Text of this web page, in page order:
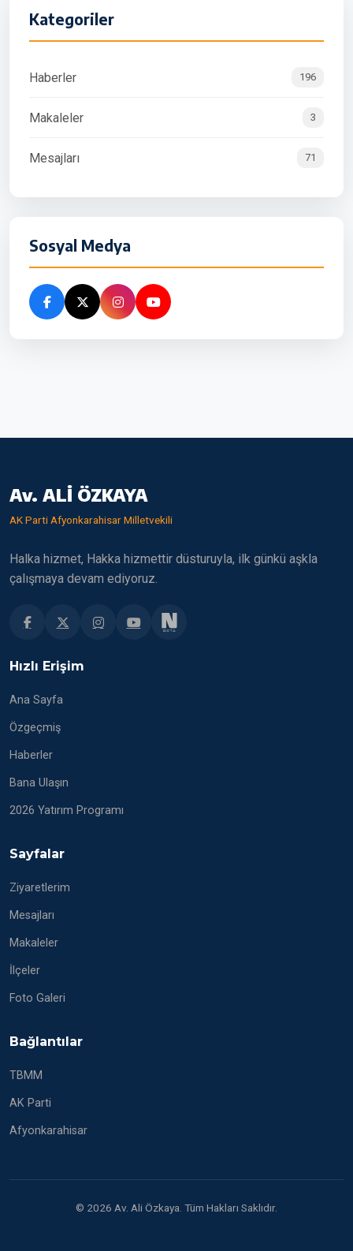
Kategoriler
Haberler 196
Makaleler 3
Mesajları 71
Sosyal Medya
Av. ALİ ÖZKAYA
AK Parti Afyonkarahisar Milletvekili
Halka hizmet, Hakka hizmettir düsturuyla, ilk günkü aşkla
çalışmaya devam ediyoruz.
Hızlı Erişim
Ana Sayfa
Özgeçmiş
Haberler
Bana Ulaşın
2026 Yatırım Programı
Sayfalar
Ziyaretlerim
Mesajları
Makaleler
İlçeler
Foto Galeri
Bağlantılar
TBMM
AK Parti
Afyonkarahisar
© 2026 Av. Ali Özkaya. Tüm Hakları Saklıdır.